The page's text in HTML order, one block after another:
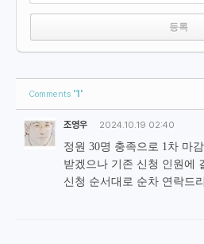
Comments '1'
조영우 2024.10.19 02:40
정원 30명 충족으로 1차 마
받겠으나 기존 신청 인원에
신청 순서대로 순차 연락드